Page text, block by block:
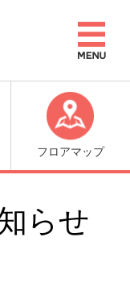
フロアマップ
らせ